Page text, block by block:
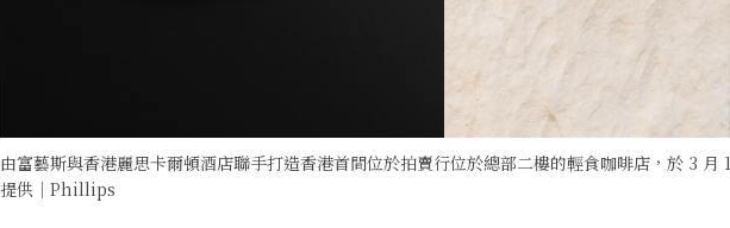
由富藝斯與香港麗思卡爾頓酒店聯手打造香港首間位於拍賣行位於總部二樓的輕食咖啡店，於 3 月
提供｜Phillips